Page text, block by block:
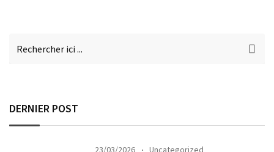
DERNIER POST
23/03/2026 Uncategorized